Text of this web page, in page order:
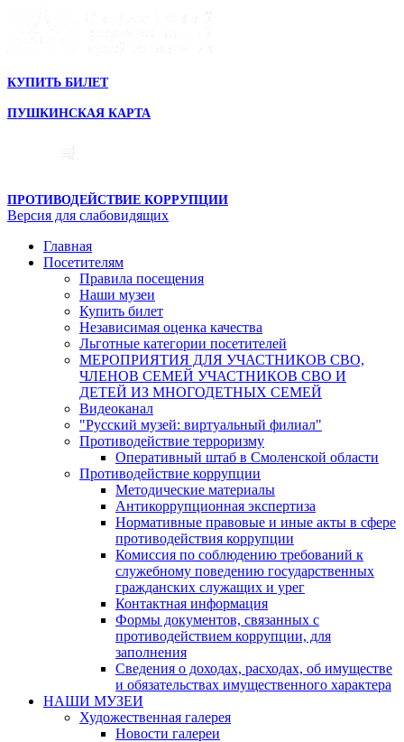
КУПИТЬ БИЛЕТ
ПУШКИНСКАЯ КАРТА
ПРОТИВОДЕЙСТВИЕ КОРРУПЦИИ
Версия для слабовидящих
Главная
Посетителям
Правила посещения
Наши музеи
Купить билет
Независимая оценка качества
Льготные категории посетителей
МЕРОПРИЯТИЯ ДЛЯ УЧАСТНИКОВ СВО,
ЧЛЕНОВ СЕМЕЙ УЧАСТНИКОВ СВО И
ДЕТЕЙ ИЗ МНОГОДЕТНЫХ СЕМЕЙ
Видеоканал
"Русский музей: виртуальный филиал"
Противодействие терроризму
Оперативный штаб в Смоленской области
Противодействие коррупции
Методические материалы
Антикоррупционная экспертиза
Нормативные правовые и иные акты в сфере
противодействия коррупции
Комиссия по соблюдению требований к
служебному поведению государственных
гражданских служащих и урег
Контактная информация
Формы документов, связанных с
противодействием коррупции, для
заполнения
Сведения о доходах, расходах, об имуществе
и обязательствах имущественного характера
НАШИ МУЗЕИ
Художественная галерея
Новости галереи